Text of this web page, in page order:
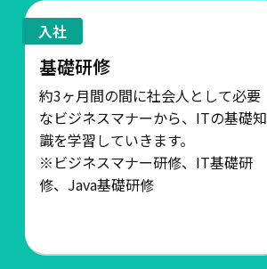
入社
基礎研修
約3ヶ月間の間に社会人として必要
なビジネスマナーから、ITの基礎知
識を学習していきます。
※ビジネスマナー研修、IT基礎研
修、Java基礎研修